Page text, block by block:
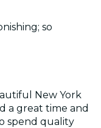
so
New York
a great time and
spend quality